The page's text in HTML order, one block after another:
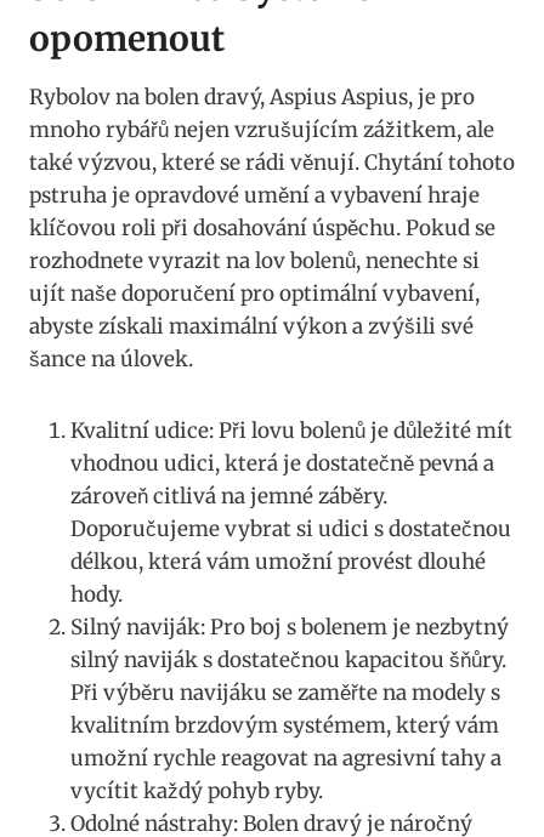
opomenout
Rybolov na bolen dravý, Aspius Aspius, je pro
mnoho rybářů nejen vzrušujícím zážitkem, ale
také výzvou, které se​ rádi věnují. Chytání tohoto
pstruha je opravdové umění a vybavení hraje
‍klíčovou roli při‍ dosahování úspěchu.‍ Pokud ​se
rozhodnete vyrazit na lov bolenů, nenechte si
ujít⁢ naše doporučení pro optimální vybavení,
abyste získali maximální výkon a zvýšili své
⁢šance na​ úlovek.
Kvalitní udice: Při lovu bolenů je důležité mít
vhodnou udici, která je dostatečně pevná a
zároveň citlivá na jemné záběry.
⁢Doporučujeme⁤ vybrat si udici s dostatečnou
délkou, která vám umožní provést dlouhé
hody.
Silný naviják: Pro‍ boj s bolenem je⁣ nezbytný
silný naviják s dostatečnou kapacitou šňůry.⁣
Při výběru navijáku​ se zaměřte na modely s
kvalitním brzdovým systémem,⁢ který vám
umožní rychle reagovat ⁣na agresivní tahy a
‌vycítit každý ‌pohyb ryby.
Odolné nástrahy: Bolen‌ dravý je náročný